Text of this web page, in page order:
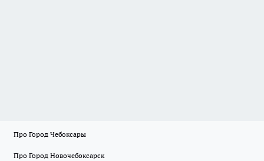
Про Город Чебоксары
Про Город Новочебоксарск